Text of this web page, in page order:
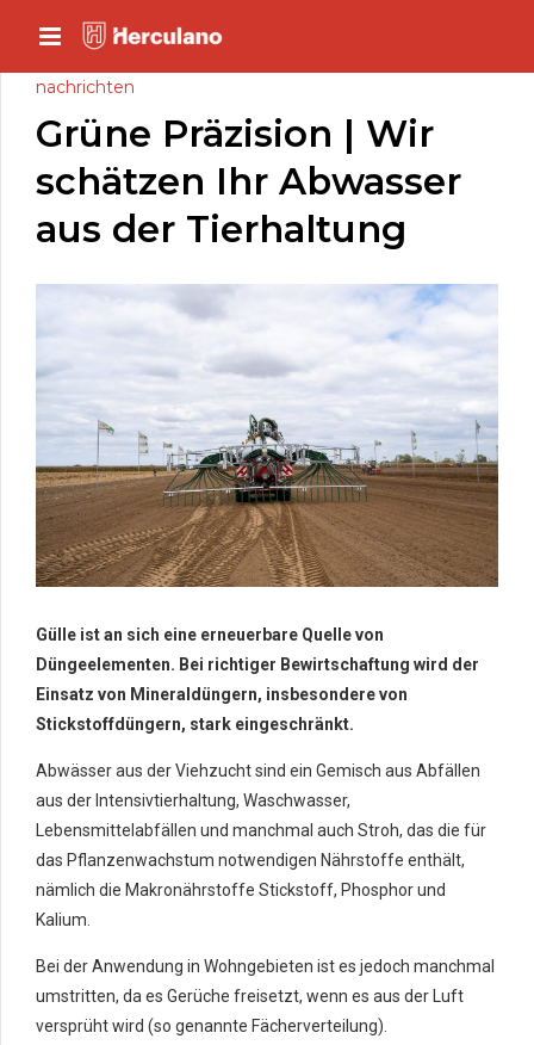
nachrichten
Grüne Präzision | Wir
schätzen Ihr Abwasser
aus der Tierhaltung
Gülle ist an sich eine erneuerbare Quelle von
Düngeelementen. Bei richtiger Bewirtschaftung wird der
Einsatz von Mineraldüngern, insbesondere von
Stickstoffdüngern, stark eingeschränkt.
Abwässer aus der Viehzucht sind ein Gemisch aus Abfällen
aus der Intensivtierhaltung, Waschwasser,
Lebensmittelabfällen und manchmal auch Stroh, das die für
das Pflanzenwachstum notwendigen Nährstoffe enthält,
nämlich die Makronährstoffe Stickstoff, Phosphor und
Kalium.
Bei der Anwendung in Wohngebieten ist es jedoch manchmal
umstritten, da es Gerüche freisetzt, wenn es aus der Luft
versprüht wird (so genannte Fächerverteilung).